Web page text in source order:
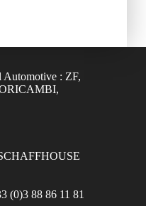
(0)3 88 86 11 81